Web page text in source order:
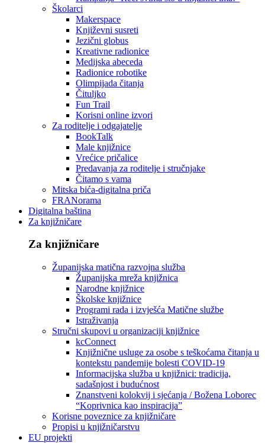
Školarci
Makerspace
Književni susreti
Jezični globus
Kreativne radionice
Medijska abeceda
Radionice robotike
Olimpijada čitanja
Čituljko
Fun Trail
Korisni online izvori
Za roditelje i odgajatelje
BookTalk
Male knjižnice
Vrećice pričalice
Predavanja za roditelje i stručnjake
Čitamo s vama
Mitska bića-digitalna priča
FRANorama
Digitalna baština
Za knjižničare
Za knjižničare
Županijska matična razvojna služba
Županijska mreža knjižnica
Narodne knjižnice
Školske knjižnice
Programi rada i izvješća Matične službe
Istraživanja
Stručni skupovi u organizaciji knjižnice
kcConnect
Knjižnične usluge za osobe s teškoćama čitanja u
kontekstu pandemije bolesti COVID-19
Informacijska služba u knjižnici: tradicija,
sadašnjost i budućnost
Znanstveni kolokvij i sjećanja / Božena Loborec
“Koprivnica kao inspiracija”
Korisne poveznice za knjižničare
Propisi u knjižničarstvu
EU projekti